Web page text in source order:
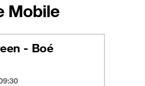
Mobile
- Boé